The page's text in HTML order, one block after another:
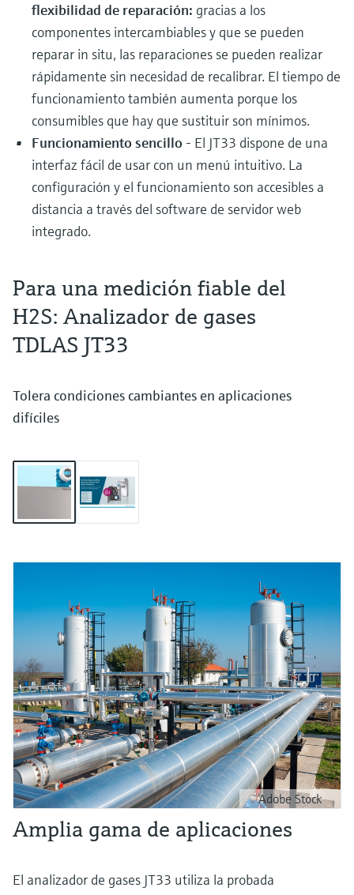
flexibilidad de reparación: gracias a los
componentes intercambiables y que se pueden
reparar in situ, las reparaciones se pueden realizar
rápidamente sin necesidad de recalibrar. El tiempo de
funcionamiento también aumenta porque los
consumibles que hay que sustituir son mínimos.
Funcionamiento sencillo - El JT33 dispone de una
interfaz fácil de usar con un menú intuitivo. La
configuración y el funcionamiento son accesibles a
distancia a través del software de servidor web
integrado.
Para una medición fiable del
H2S: Analizador de gases
TDLAS JT33
Tolera condiciones cambiantes en aplicaciones
difíciles
Adobe Stock
Amplia gama de aplicaciones
El analizador de gases JT33 utiliza la probada